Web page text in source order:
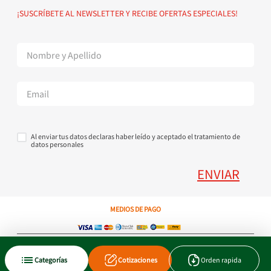
Categorías Cotizaciones Orden rapida
Suscribete al Newsletter
Superintendencia de Industria y Comercio
¡SUSCRÍBETE AL NEWSLETTER Y RECIBE OFERTAS ESPECIALES!
Al enviar tus datos declaras haber leído y aceptado el tratamiento de
datos personales
ENVIAR
MEDIOS DE PAGO
Copyright © 2023 JEN SA. Derechos Reservados. Util.com.co.